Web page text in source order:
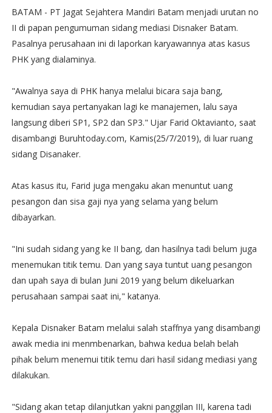
BATAM - PT Jagat Sejahtera Mandiri Batam menjadi urutan no
II di papan pengumuman sidang mediasi Disnaker Batam.
Pasalnya perusahaan ini di laporkan karyawannya atas kasus
PHK yang dialaminya.
"Awalnya saya di PHK hanya melalui bicara saja bang,
kemudian saya pertanyakan lagi ke manajemen, lalu saya
langsung diberi SP1, SP2 dan SP3." Ujar Farid Oktavianto, saat
disambangi Buruhtoday.com, Kamis(25/7/2019), di luar ruang
sidang Disanaker.
Atas kasus itu, Farid juga mengaku akan menuntut uang
pesangon dan sisa gaji nya yang selama yang belum
dibayarkan.
"Ini sudah sidang yang ke II bang, dan hasilnya tadi belum juga
menemukan titik temu. Dan yang saya tuntut uang pesangon
dan upah saya di bulan Juni 2019 yang belum dikeluarkan
perusahaan sampai saat ini," katanya.
Kepala Disnaker Batam melalui salah staffnya yang disambangi
awak media ini menmbenarkan, bahwa kedua belah belah
pihak belum menemui titik temu dari hasil sidang mediasi yang
dilakukan.
"Sidang akan tetap dilanjutkan yakni panggilan III, karena tadi